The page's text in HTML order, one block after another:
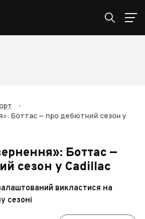
•
Боттас — про дебютний сезон у
Боттас —
сезон у Cadillac
викластися на
сезоні